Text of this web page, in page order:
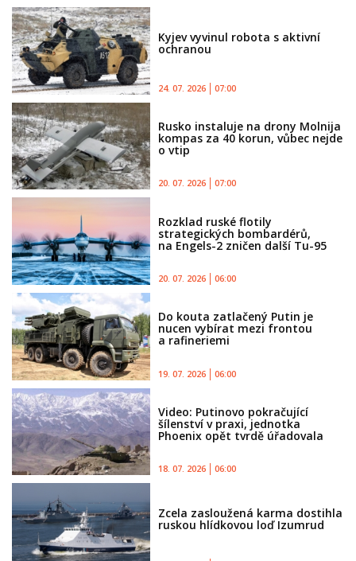
Kyjev vyvinul robota s aktivní
ochranou
24. 07. 2026 07:00
Rusko instaluje na drony Molnija
kompas za 40 korun, vůbec nejde
o vtip
20. 07. 2026 07:00
Rozklad ruské flotily
strategických bombardérů,
na Engels-2 zničen další Tu-95
20. 07. 2026 06:00
Do kouta zatlačený Putin je
nucen vybírat mezi frontou
a rafineriemi
19. 07. 2026 06:00
Video: Putinovo pokračující
šílenství v praxi, jednotka
Phoenix opět tvrdě úřadovala
18. 07. 2026 06:00
Zcela zasloužená karma dostihla
ruskou hlídkovou loď Izumrud